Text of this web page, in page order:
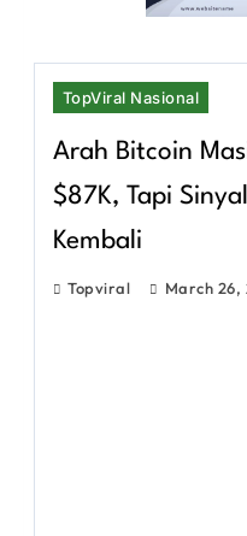
TopViral Nasional
Arah Bitcoin
$87K, Tapi
Kembali
Topviral March 26,